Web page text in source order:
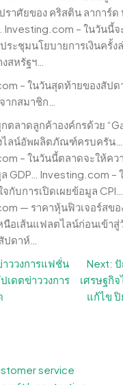
าศัยของ คริสติน ลาการ์ด
Investing.com – ในวันนี้จ
ระชุมนโยบายการเงินครั้ง
สหรัฐฯ…
– ในวันสุดท้ายของสัป
กสมาชิก…
ตลาดลูกค้าองค์กรด้วย
ไลน์อัพผลิตภัณฑ์ครบครัน…
– ในวันนี้ตลาดจะให้คว
GDP… Investing.com –
กับการเปิดเผยข้อมูล CPI…
— ราคาหุ้นฟิวเจอร์สขอ
นือเส้นแฟลตไลน์ก่อนเข้าสู่
ดาห์…
ววงการแฟชั่น
เดตข่าววงการ
Next: ปั
เศรษฐกิ
แก้ไข
service